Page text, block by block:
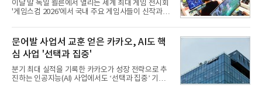
탑재할 수 있는 KGGB는 일반목적폭탄(General
Purpose Bomb)에 장착하여 운용토록 개발됐다.이
는 조종사가 휴대하는 명령통신장치(PDU, P
이달 말 독일 쾰른에서 열리는 세계 최대 게임 전시회
'게임스컴 2026'에서 국내 주요 게임사들이 신작과 글
체별로 엇갈린 가운데 하반기 신작 흥행과 해외 시장
성과가 실적을 좌우할 핵심 변수로 떠오르고 있다.8일
업계에 따르면 올해 상반기 게임업계는 기업별 성적
표가 크게 갈렸다. 대표적으로 크래프톤은 'PUBG: 배
틀그라운드'의 안정적인 성장에 힘입어 상반기 연결
기준 매출 2조6616억원, 영업이익 9725억원으로 역
대 최대 실적을 기록했다. 엔씨도 올해 출시한 '아이온
문어발 사업서 교훈 얻은 카카오, AI도 핵
심 사업 '선택과 집중'
분기 최대 실적을 기록한 카카오가 성장 전략으로 추
진하는 인공지능(AI) 사업에서도 ‘선택과 집중’ 기조